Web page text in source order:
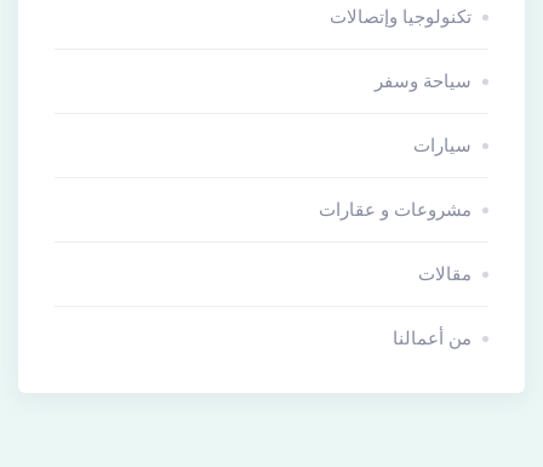
تكنولوجيا وإتصالات
سياحة وسفر
سيارات
مشروعات و عقارات
مقالات
من أعمالنا